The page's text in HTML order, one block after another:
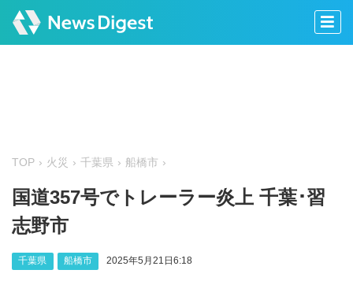
TOP 火災 千葉県 船橋市
国道357号でトレーラー炎上 千葉･習
志野市
千葉県 船橋市 2025年5月21日6:18